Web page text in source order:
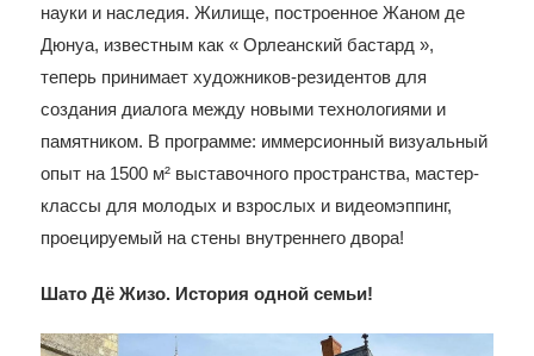
науки и наследия. Жилище, построенное Жаном де
Дюнуа, известным как « Орлеанский бастард »,
теперь принимает художников-резидентов для
создания диалога между новыми технологиями и
памятником. В программе: иммерсионный визуальный
опыт на 1500 м² выставочного пространства, мастер-
классы для молодых и взрослых и видеомэппинг,
проецируемый на стены внутреннего двора!
Шато Дё Жизо. История одной семьи!